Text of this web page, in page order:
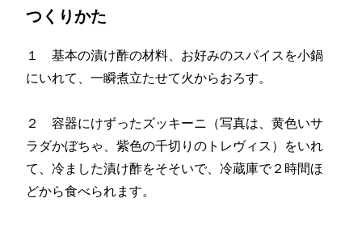
つくりかた
１ 基本の漬け酢の材料、お好みのスパイスを小鍋
にいれて、一瞬煮立たせて火からおろす。
２ 容器にけずったズッキーニ（写真は、黄色いサ
ラダかぼちゃ、紫色の千切りのトレヴィス）をいれ
て、冷ました漬け酢をそそいで、冷蔵庫で２時間ほ
どから食べられます。